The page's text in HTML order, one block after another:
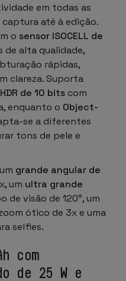
em todas as
até à edição.
o sensor ISOCELL de
de alta qualidade,
rápidas,
clareza. Suporta
de 10 bits com
enquanto o Object-
se a diferentes
tons de pele e
grande angular de
um ultra grande
de visão de 120°, um
ótico de 3x e uma
selfies.
com
de 25 W e